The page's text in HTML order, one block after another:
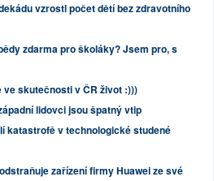
vzrostl počet dětí bez zdravotního
zdarma pro školáky? Jsem pro, s
ve skutečnosti v ČR život :)))
lidovci jsou špatný vtip
katastrofě v technologické studené
zařízení firmy Huawei ze své